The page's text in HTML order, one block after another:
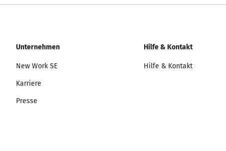
Unternehmen
New Work SE
Karriere
Presse
Hilfe & Kontakt
Hilfe & Kontakt